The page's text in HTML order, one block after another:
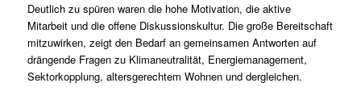
Deutlich zu spüren waren die hohe Motivation, die aktive
Mitarbeit und die offene Diskussionskultur. Die große Bereitschaft
mitzuwirken, zeigt den Bedarf an gemeinsamen Antworten auf
drängende Fragen zu Klimaneutralität, Energiemanagement,
Sektorkopplung, altersgerechtem Wohnen und dergleichen.